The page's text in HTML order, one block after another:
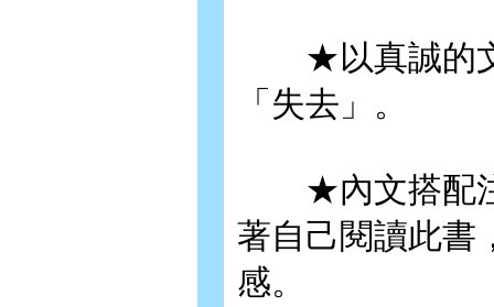
★以真誠的文
「失去」。
★內文搭配注
著自己閱讀此書
感。